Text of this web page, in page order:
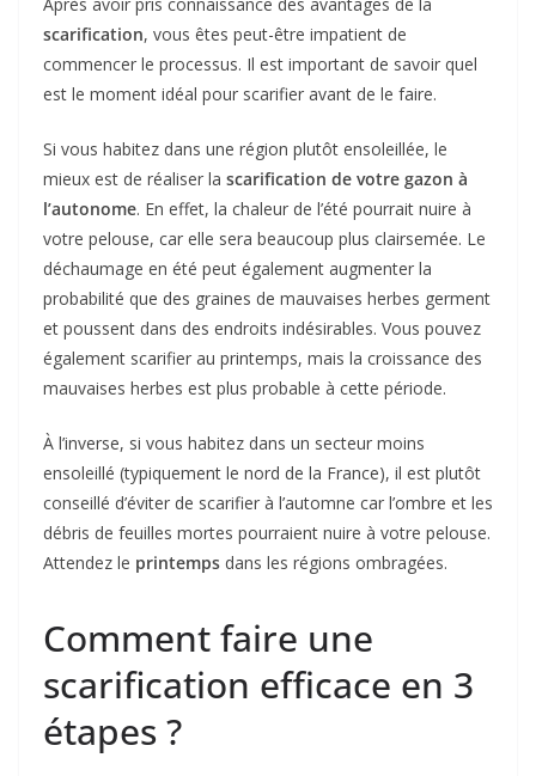
Après avoir pris connaissance des avantages de la
scarification, vous êtes peut-être impatient de
commencer le processus. Il est important de savoir quel
est le moment idéal pour scarifier avant de le faire.
Si vous habitez dans une région plutôt ensoleillée, le
mieux est de réaliser la scarification de votre gazon à
l’autonome. En effet, la chaleur de l’été pourrait nuire à
votre pelouse, car elle sera beaucoup plus clairsemée. Le
déchaumage en été peut également augmenter la
probabilité que des graines de mauvaises herbes germent
et poussent dans des endroits indésirables. Vous pouvez
également scarifier au printemps, mais la croissance des
mauvaises herbes est plus probable à cette période.
À l’inverse, si vous habitez dans un secteur moins
ensoleillé (typiquement le nord de la France), il est plutôt
conseillé d’éviter de scarifier à l’automne car l’ombre et les
débris de feuilles mortes pourraient nuire à votre pelouse.
Attendez le printemps dans les régions ombragées.
Comment faire une
scarification efficace en 3
étapes ?